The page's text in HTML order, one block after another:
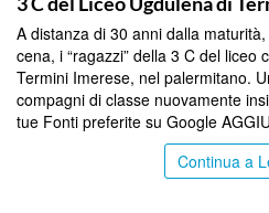
A distanza di 30 anni dalla
cena, i “ragazzi” della 3 C del liceo
Termini Imerese, nel palermitano.
compagni di classe nuovamente
tue Fonti preferite su Google
Continua a